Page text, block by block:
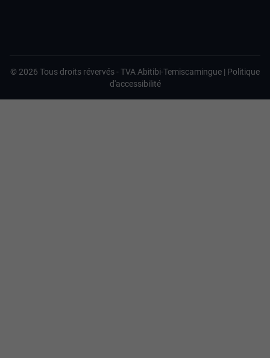
© 2026 Tous droits révervés -TVA Abitibi-Temiscamingue | Politique
d'accessibilité